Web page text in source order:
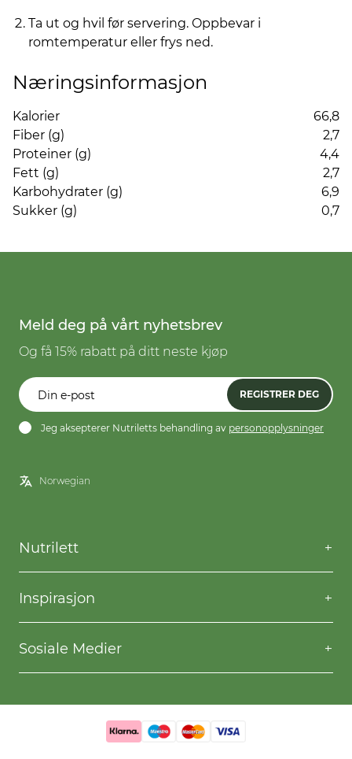
Ta ut og hvil før servering. Oppbevar i
romtemperatur eller frys ned.
Næringsinformasjon
Kalorier
66,8
Fiber (g)
2,7
Proteiner (g)
4,4
Fett (g)
2,7
Karbohydrater (g)
6,9
Sukker (g)
0,7
Meld deg på vårt nyhetsbrev
Og få 15% rabatt på ditt neste kjøp
REGISTRER DEG
Jeg aksepterer Nutriletts behandling av personopplysninger
Nutrilett
Kontakt oss
Spørsmål og svar
Frakt og levering
Kjøpsbetingelser
Inspirasjon
Willpower
Oppskrifter
Gå ned i vekt
Sosiale Medier
Facebook